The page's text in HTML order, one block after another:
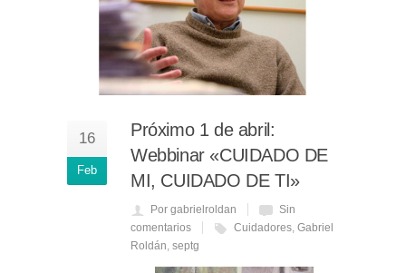
16
Feb
Próximo 1 de abril:
Webbinar «CUIDADO DE
MI, CUIDADO DE TI»
Por gabrielroldan
Sin
comentarios
Cuidadores, Gabriel
Roldán, septg